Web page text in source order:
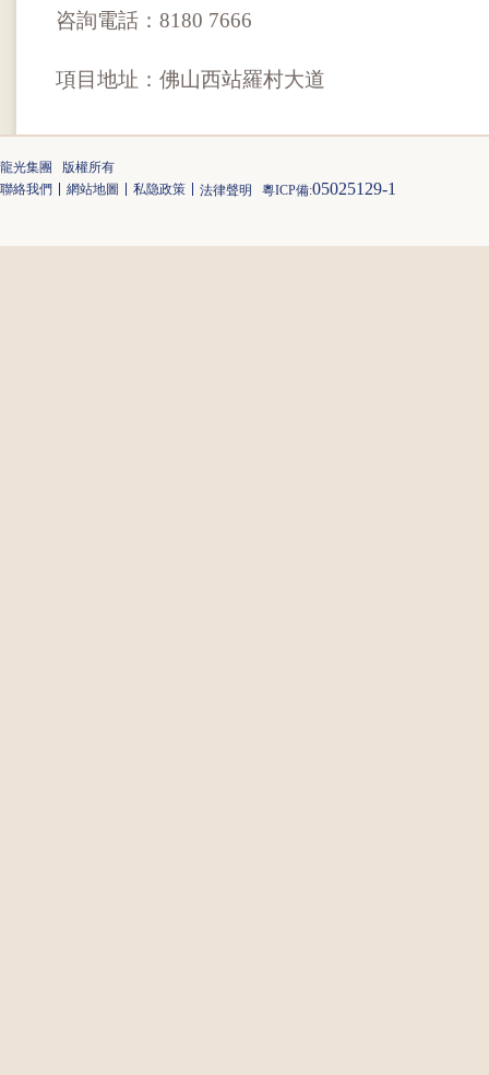
咨詢電話：8180 7666
項目地址：佛山西站羅村大道
龍光集團 版權所有
聯絡我們
網站地圖 私隐政策 法律聲明 粵ICP備:05025129-1